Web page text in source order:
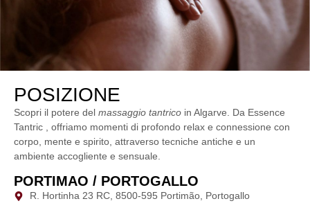
POSIZIONE
Scopri il potere del massaggio tantrico in Algarve. Da Essence
Tantric , offriamo momenti di profondo relax e connessione con
corpo, mente e spirito, attraverso tecniche antiche e un
ambiente accogliente e sensuale.
PORTIMAO / PORTOGALLO
R. Hortinha 23 RC, 8500-595 Portimão, Portogallo